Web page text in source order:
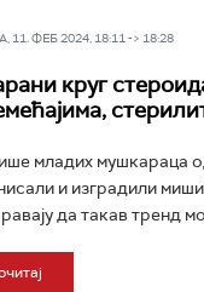
11. ФЕБ 2024, 18:11 -> 18:28
круг
младих мушкараца
и изградили
да такав тренд